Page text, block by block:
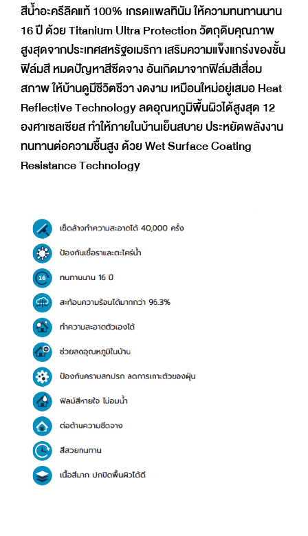
สีน้ำอะครีลิคแท้ 100% เกรดแพลทินัม ให้ความทนทานนาน
16 ปี ด้วย Titanium Ultra Protection วัตถุดิบคุณภาพ
สูงสุดจากประเทศสหรัฐอเมริกา เสริมความแข็งแกร่งของชั้น
ฟิล์มสี หมดปัญหาสีซีดจาง อันเกิดมาจากฟิล์มสีเสื่อม
สภาพ ให้บ้านดูมีชีวิตชีวา งดงาม เหมือนใหม่อยู่เสมอ Heat
Reflective Technology ลดอุณหภูมิพื้นผิวได้สูงสุด 12
องศาเซลเซียส ทำให้ภายในบ้านเย็นสบาย ประหยัดพลังงาน
ทนทานต่อความชื้นสูง ด้วย Wet Surface Coating
Resistance Technology